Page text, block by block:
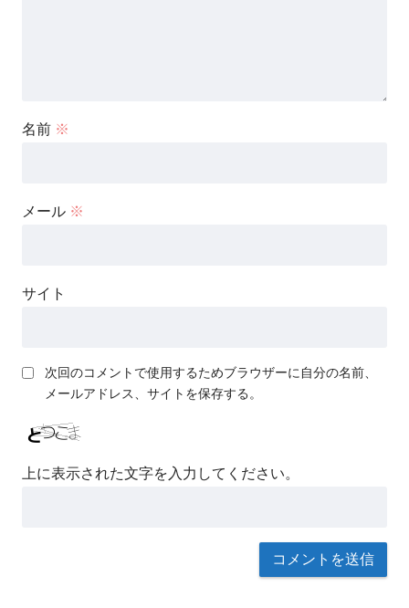
名前 ※
メール ※
サイト
次回のコメントで使用するためブラウザーに自分の名前、
メールアドレス、サイトを保存する。
上に表示された文字を入力してください。